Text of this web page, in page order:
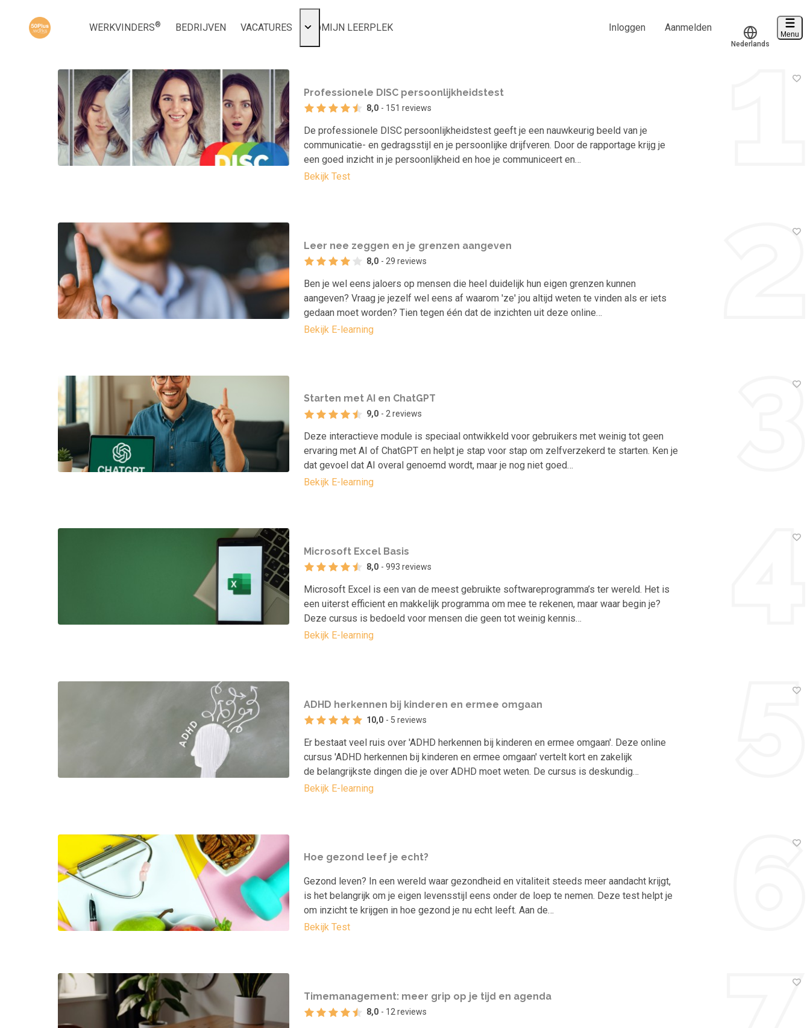
WERKVINDERS® BEDRIJVEN VACATURES MIJN LEERPLEK
Populair
Favoriet
Gestart
Afgerond
Certificaten
Inloggen
Inloggen Aanmelden
Nederlands
Menu
Professionele DISC persoonlijkheidstest
8,0 - 151 reviews
De professionele DISC persoonlijkheidstest geeft je een nauwkeurig beeld van je
communicatie- en gedragsstijl en je persoonlijke drijfveren. Door de rapportage krijg je
een goed inzicht in je persoonlijkheid en hoe je communiceert en…
Bekijk Test
Leer nee zeggen en je grenzen aangeven
8,0 - 29 reviews
Ben je wel eens jaloers op mensen die heel duidelijk hun eigen grenzen kunnen
aangeven? Vraag je jezelf wel eens af waarom 'ze' jou altijd weten te vinden als er iets
gedaan moet worden? Tien tegen één dat de inzichten uit deze online…
Bekijk E-learning
Starten met AI en ChatGPT
9,0 - 2 reviews
Deze interactieve module is speciaal ontwikkeld voor gebruikers met weinig tot geen
ervaring met AI of ChatGPT en helpt je stap voor stap om zelfverzekerd te starten. Ken je
dat gevoel dat AI overal genoemd wordt, maar je nog niet goed…
Bekijk E-learning
Microsoft Excel Basis
8,0 - 993 reviews
Microsoft Excel is een van de meest gebruikte softwareprogramma’s ter wereld. Het is
een uiterst efficient en makkelijk programma om mee te rekenen, maar waar begin je?
Deze cursus is bedoeld voor mensen die geen tot weinig kennis…
Bekijk E-learning
ADHD herkennen bij kinderen en ermee omgaan
10,0 - 5 reviews
Er bestaat veel ruis over 'ADHD herkennen bij kinderen en ermee omgaan'. Deze online
cursus 'ADHD herkennen bij kinderen en ermee omgaan' vertelt kort en zakelijk
de belangrijkste dingen die je over ADHD moet weten. De cursus is deskundig…
Bekijk E-learning
Hoe gezond leef je echt?
Gezond leven? In een wereld waar gezondheid en vitaliteit steeds meer aandacht krijgt,
is het belangrijk om je eigen levensstijl eens onder de loep te nemen. Deze test helpt je
om inzicht te krijgen in hoe gezond je nu echt leeft. Aan de…
Bekijk Test
Timemanagement: meer grip op je tijd en agenda
8,0 - 12 reviews